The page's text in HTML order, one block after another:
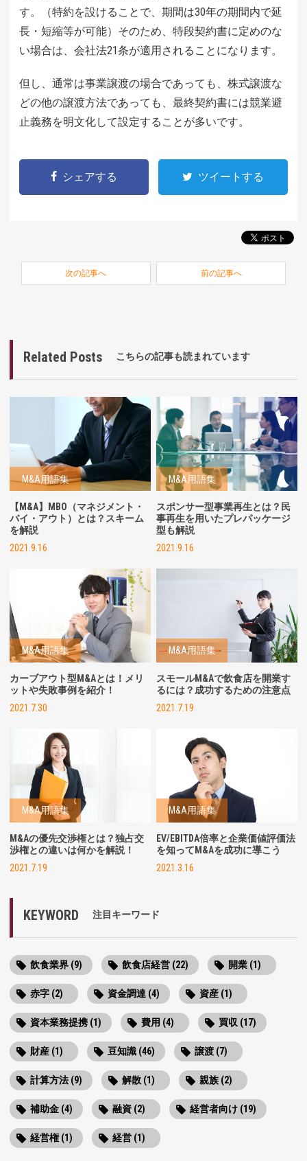
す。（特約を設けることで、期間は30年の期間内で延
長・短縮等が可能）そのため、特段契約書に定めのな
い場合は、会社法21条が適用されることになります。
但し、通常は事業譲渡の場合であっても、株式譲渡な
どの他の譲渡方法であっても、最終契約書には競業避
止義務を明文化して設定することが多いです。
シェアする ツイートする
次の記事へ 前の記事へ
Related Posts こちらの記事も読まれています
M&A用語集
【M&A】MBO（マネジメント・
バイ・アウト）とは？スキーム
を解説
2021.9.16
M&A用語集
スポンサー型事業再生とは？民
事再生を用いたプレパッケージ
型も解説
2021.9.16
M&A用語集
カーブアウト型M&Aとは！メリ
ットや失敗事例を紹介！
2021.7.30
M&A用語集
スモールM&Aで飲食店を開業す
るには？成功するための注意点
2021.7.19
M&A用語集
M&Aの優先交渉権とは？独占交
渉権との違いは何かを解説！
2021.7.19
M&A用語集
EV/EBITDA倍率と企業価値評価法
を知ってM&Aを成功に導こう
2021.3.16
KEYWORD 注目キーワード
飲食業界 (9) 飲食店経営 (22) 開業 (1)
赤字 (2) 資金調達 (4) 資産 (1)
資本業務提携 (1) 費用 (4) 買収 (17)
財産 (1) 豆知識 (46) 譲渡 (7)
計算方法 (9) 解散 (1) 親族 (2)
補助金 (4) 融資 (2) 経営者向け (19)
経営権 (1) 経営 (1)